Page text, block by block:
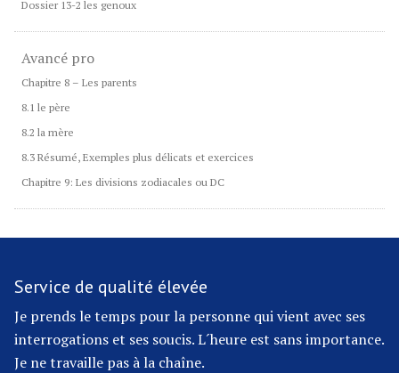
Dossier 13-2 les genoux
Avancé pro
Chapitre 8 – Les parents
8.1 le père
8.2 la mère
8.3 Résumé, Exemples plus délicats et exercices
Chapitre 9: Les divisions zodiacales ou DC
Service de qualité élevée
Je prends le temps pour la personne qui vient avec ses
interrogations et ses soucis. L´heure est sans importance.
Je ne travaille pas à la chaîne.